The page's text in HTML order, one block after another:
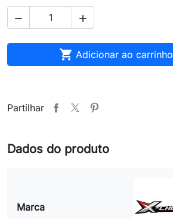
 
 Adicionar ao carrinho
Partilhar
Dados do produto
Marca